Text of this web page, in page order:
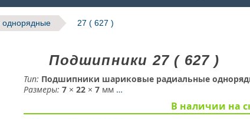
однорядные 27 ( 627 )
Подшипники 27 ( 627 )
Тип: Подшипники шариковые радиальные
Размеры: 7× 22× 7мм …
В наличии на